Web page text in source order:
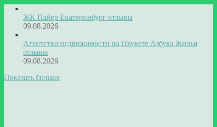
ЖК Пайер Екатеринбург отзывы
09.08.2026
Агентство недвижимости на Пхукете Азбука Жилья
отзывы
09.08.2026
Показать больше